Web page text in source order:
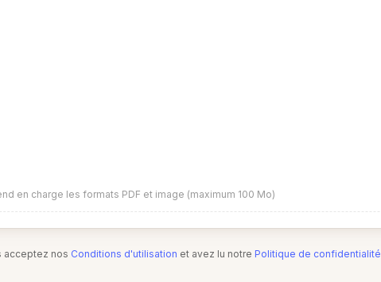
en charge les formats PDF et image (maximum 100 Mo)
acceptez nos Conditions d'utilisation et avez lu notre Politique de confidentialité